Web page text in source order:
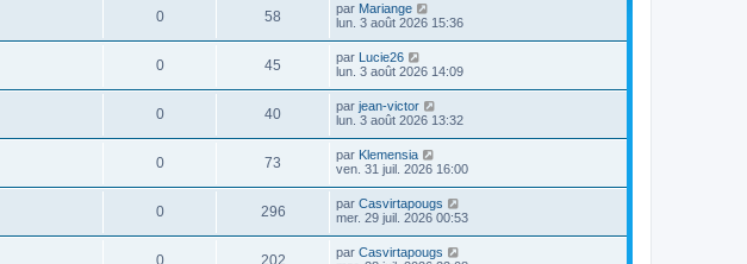
0 58 par Mariange
lun. 3 août 2026 15:36
0 45 par Lucie26
lun. 3 août 2026 14:09
0 40 par jean-victor
lun. 3 août 2026 13:32
0 73 par Klemensia
ven. 31 juil. 2026 16:00
0 296 par Casvirtapougs
mer. 29 juil. 2026 00:53
0 202 par Casvirtapougs